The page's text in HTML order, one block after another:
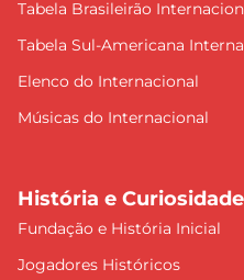
Tabela Brasileirão
Tabela Sul-Americana
Elenco do Internacional
Músicas do Internacional
História e
Fundação e História Inicial
Jogadores Históricos